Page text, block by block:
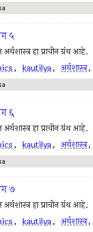
५
हा प्राचीन ग्रंथ आहे.
, kautilya, अर्थशास्त्र,
६
हा प्राचीन ग्रंथ आहे.
, kautilya, अर्थशास्त्र,
७
हा प्राचीन ग्रंथ आहे.
, kautilya, अर्थशास्त्र,